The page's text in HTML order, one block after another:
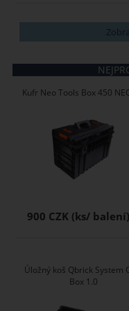
Kufr Neo Tools Box 450
900 CZK
Úložný koš Qbrick System
Box 1.0